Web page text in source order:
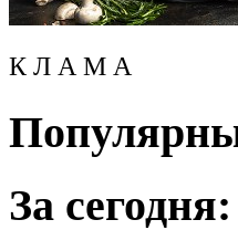
К Л А М А
За сегодня: